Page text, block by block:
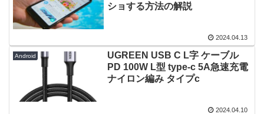
ショする方法の解説
2024.04.13
Android
UGREEN USB C L字 ケーブル
PD 100W L型 type-c 5A急速充電
ナイロン編み タイプc
2024.04.10